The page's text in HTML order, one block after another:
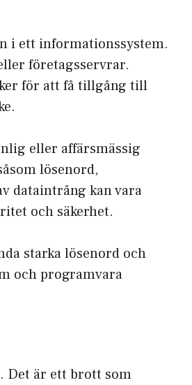
i ett informationssystem.
företagsservrar.
för att få tillgång till
eller affärsmässig
lösenord,
dataintrång kan vara
och säkerhet.
starka lösenord och
och programvara
Det är ett brott som